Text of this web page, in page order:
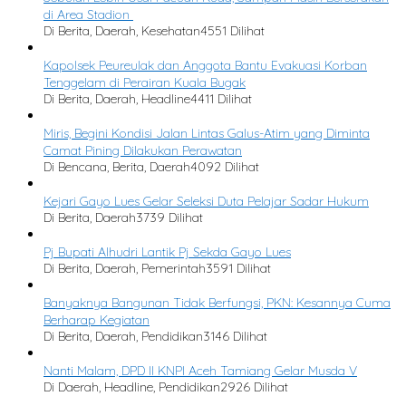
di Area Stadion
Di Berita, Daerah, Kesehatan4551 Dilihat
Kapolsek Peureulak dan Anggota Bantu Evakuasi Korban
Tenggelam di Perairan Kuala Bugak
Di Berita, Daerah, Headline4411 Dilihat
Miris, Begini Kondisi Jalan Lintas Galus-Atim yang Diminta
Camat Pining Dilakukan Perawatan
Di Bencana, Berita, Daerah4092 Dilihat
Kejari Gayo Lues Gelar Seleksi Duta Pelajar Sadar Hukum
Di Berita, Daerah3739 Dilihat
Pj Bupati Alhudri Lantik Pj Sekda Gayo Lues
Di Berita, Daerah, Pemerintah3591 Dilihat
Banyaknya Bangunan Tidak Berfungsi, PKN: Kesannya Cuma
Berharap Kegiatan
Di Berita, Daerah, Pendidikan3146 Dilihat
Nanti Malam, DPD II KNPI Aceh Tamiang Gelar Musda V
Di Daerah, Headline, Pendidikan2926 Dilihat